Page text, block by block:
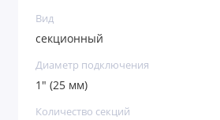
Вид
секционный
Диаметр подключения
1" (25 мм)
Количество секций